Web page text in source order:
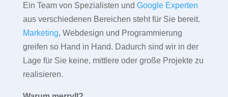
Ein Team von Spezialisten und Google Experten
aus verschiedenen Bereichen steht für Sie bereit.
Marketing, Webdesign und Programmierung
greifen so Hand in Hand. Dadurch sind wir in der
Lage für Sie keine, mittlere oder große Projekte zu
realisieren.